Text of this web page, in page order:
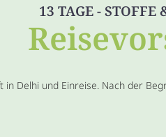
13 TAGE - STOFFE
in Delhi und Einreise. Nach der